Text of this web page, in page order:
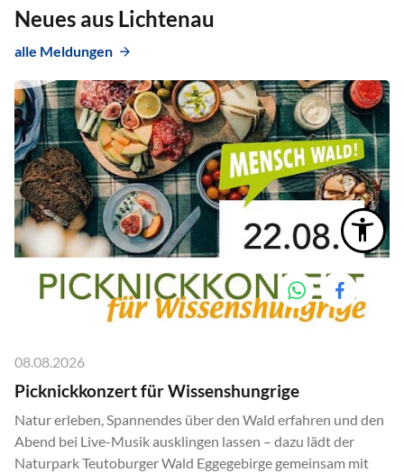
Neues aus Lichtenau
alle Meldungen
08.08.2026
Picknickkonzert für Wissenshungrige
Natur erleben, Spannendes über den Wald erfahren und den
Abend bei Live-Musik ausklingen lassen – dazu lädt der
Naturpark Teutoburger Wald Eggegebirge gemeinsam mit